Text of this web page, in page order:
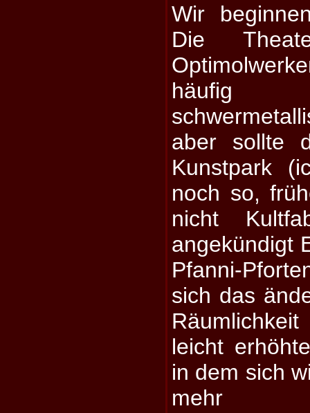
Wir
Die
häufig
aber sollte
Kunstpark
noch so,
nicht
angekündigt
Pfanni-
sich das
leicht
in dem sich
mehr